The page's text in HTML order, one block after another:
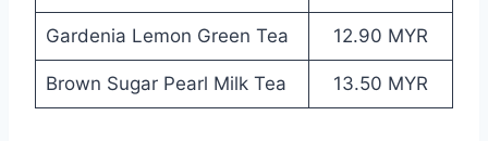
Gardenia Lemon Green Tea 12.90 MYR
Brown Sugar Pearl Milk Tea 13.50 MYR